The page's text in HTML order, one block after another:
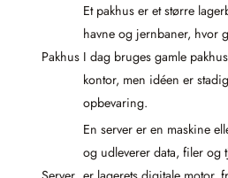
Pakhus
Et pakhus er et større
havne og jernbaner, hvor
I dag bruges gamle
kontor, men idéen er
opbevaring.
En server er en maskine
og udleverer data, filer og